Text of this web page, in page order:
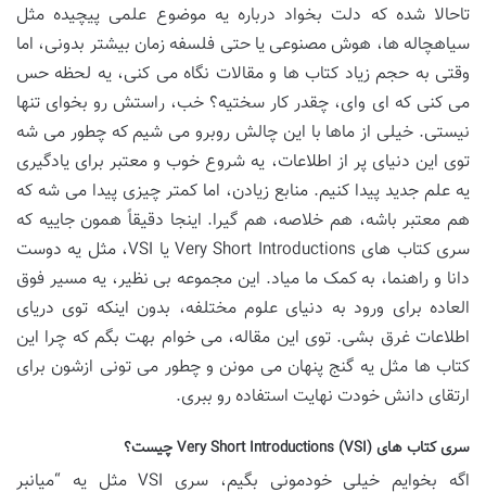
تاحالا شده که دلت بخواد درباره یه موضوع علمی پیچیده مثل
سیاهچاله ها، هوش مصنوعی یا حتی فلسفه زمان بیشتر بدونی، اما
وقتی به حجم زیاد کتاب ها و مقالات نگاه می کنی، یه لحظه حس
می کنی که ای وای، چقدر کار سختیه؟ خب، راستش رو بخوای تنها
نیستی. خیلی از ماها با این چالش روبرو می شیم که چطور می شه
توی این دنیای پر از اطلاعات، یه شروع خوب و معتبر برای یادگیری
یه علم جدید پیدا کنیم. منابع زیادن، اما کمتر چیزی پیدا می شه که
هم معتبر باشه، هم خلاصه، هم گیرا. اینجا دقیقاً همون جاییه که
سری کتاب های Very Short Introductions یا VSI، مثل یه دوست
دانا و راهنما، به کمک ما میاد. این مجموعه بی نظیر، یه مسیر فوق
العاده برای ورود به دنیای علوم مختلفه، بدون اینکه توی دریای
اطلاعات غرق بشی. توی این مقاله، می خوام بهت بگم که چرا این
کتاب ها مثل یه گنج پنهان می مونن و چطور می تونی ازشون برای
ارتقای دانش خودت نهایت استفاده رو ببری.
سری کتاب های Very Short Introductions (VSI) چیست؟
اگه بخوایم خیلی خودمونی بگیم، سری VSI مثل یه “میانبر